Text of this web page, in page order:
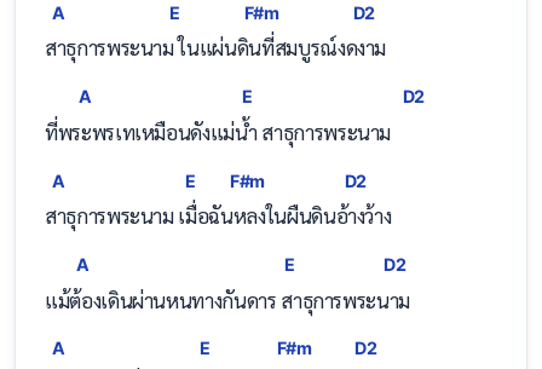
A
สาธุการพระนา
E
ม ในแผ่น
F#m
ดินที่สมบูรณ์ง
D2
ดงาม
ที่พ
A
ระพรเทเหมือนดังแม่
E
น้ำ สาธุการพระนาม
D2
A
สาธุการพระนาม
E
เมื่อ
F#m
ฉันหลงในผืนดิ
D2
นอ้างว้าง
แม้
A
ต้องเดินผ่านหนทางกันดาร
E
สาธุการพระ
D2
นาม
A E F#m D2